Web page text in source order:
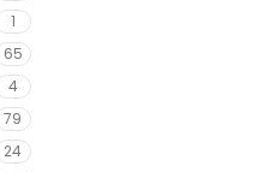
1
65
4
79
24